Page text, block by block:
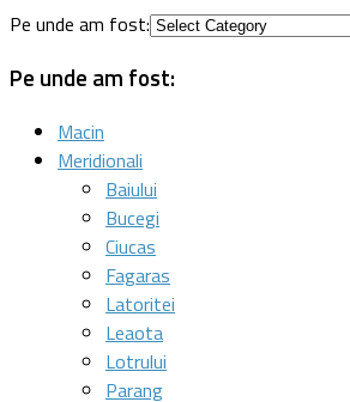
Pe unde am fost:
Pe unde am fost:
Macin
Meridionali
Baiului
Bucegi
Ciucas
Fagaras
Latoritei
Leaota
Lotrului
Parang